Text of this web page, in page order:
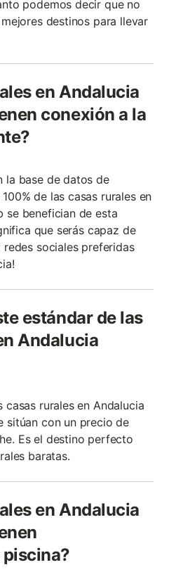
podemos decir que no
destinos para llevar
en Andalucia
conexión a la
la base de datos de
de las casas rurales en
se benefician de esta
que serás capaz de
sociales preferidas
estándar de las
Andalucia
casas rurales en Andalucia
sitúan con un precio de
Es el destino perfecto
baratas.
en Andalucia